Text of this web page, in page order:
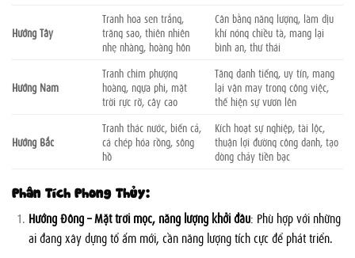
Hướng Tây
Tranh hoa sen trắng,
trăng sao, thiên nhiên
nhẹ nhàng, hoàng hôn
Cân bằng năng lượng, làm dịu
khí nóng chiều tà, mang lại
bình an, thư thái
Hướng Nam
Tranh chim phượng
hoàng, ngựa phi, mặt
trời rực rỡ, cây cao
Tăng danh tiếng, uy tín, mang
lại vận may trong công việc,
thể hiện sự vươn lên
Hướng Bắc
Tranh thác nước, biển cả,
cá chép hóa rồng, sông
hồ
Kích hoạt sự nghiệp, tài lộc,
thuận lợi đường công danh, tạo
dòng chảy tiền bạc
Phân Tích Phong Thủy:
Hướng Đông – Mặt trời mọc, năng lượng khởi đầu: Phù hợp với những
ai đang xây dựng tổ ấm mới, cần năng lượng tích cực để phát triển.